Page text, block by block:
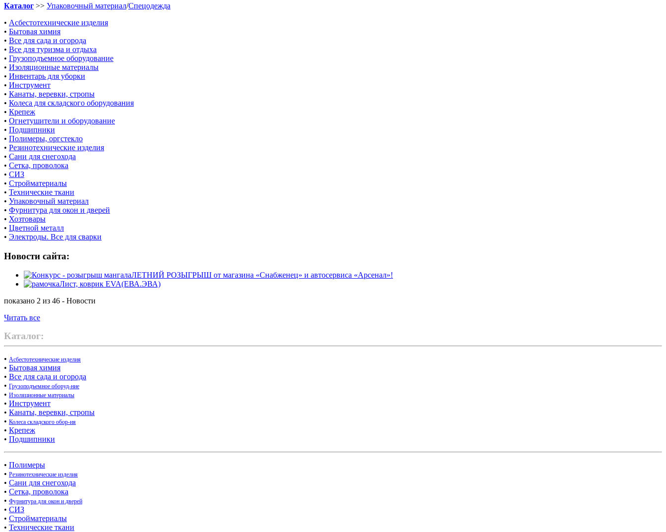
Каталог >> Упаковочный материал/Спецодежда
• Асбестотехнические изделия
• Бытовая химия
• Все для сада и огорода
• Все для туризма и отдыха
• Грузоподъемное оборудование
• Изоляционные материалы
• Инвентарь для уборки
• Инструмент
• Канаты, веревки, стропы
• Колеса для складского оборудования
• Крепеж
• Огнетушители и оборудование
• Подшипники
• Полимеры, оргстекло
• Резинотехнические изделия
• Сани для снегохода
• Сетка, проволока
• СИЗ
• Стройматериалы
• Технические ткани
• Упаковочный материал
• Фурнитура для окон и дверей
• Хозтовары
• Цветной металл
• Электроды. Все для сварки
Новости сайта:
ЛЕТНИЙ РОЗЫГРЫШ от магазина «Снабженец» и автосервиса «Арсенал»!
Лист, коврик EVA(ЕВА.ЭВА)
показано 2 из 46 - Новости
Читать все
Каталог:
• Асбестотехнические изделия
• Бытовая химия
• Все для сада и огорода
• Грузоподъемное оборуд-ние
• Изоляционные материалы
• Инструмент
• Канаты, веревки, стропы
• Колеса складского обор-ия
• Крепеж
• Подшипники
• Полимеры
• Резинотехнические изделия
• Сани для снегохода
• Сетка, проволока
• Фурнитура для окон и дверей
• СИЗ
• Стройматериалы
• Технические ткани